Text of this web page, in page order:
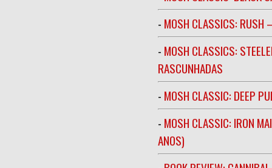
- MOSH CLASSICS: RUSH
- MOSH CLASSICS:
RASCUNHADAS
- MOSH CLASSIC: DEEP
- MOSH CLASSIC: IRON
ANOS)